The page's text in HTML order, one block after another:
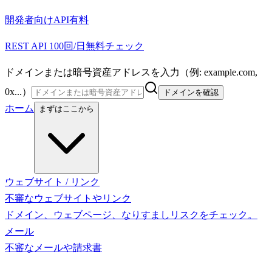
開発者向けAPI有料
REST API 100回/日無料チェック
ドメインまたは暗号資産アドレスを入力（例: example.com,
0x...）
ドメインを確認
ホーム まずはここから
ウェブサイト / リンク
不審なウェブサイトやリンク
ドメイン、ウェブページ、なりすましリスクをチェック。
メール
不審なメールや請求書